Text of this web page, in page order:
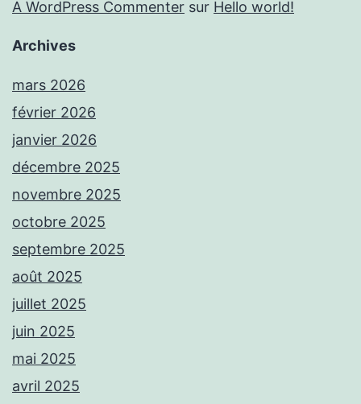
A WordPress Commenter sur Hello world!
Archives
mars 2026
février 2026
janvier 2026
décembre 2025
novembre 2025
octobre 2025
septembre 2025
août 2025
juillet 2025
juin 2025
mai 2025
avril 2025